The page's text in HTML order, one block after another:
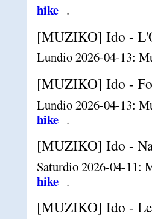
hike .
[MUZIKO] Ido -
Lundio 2026-04-13:
[MUZIKO] Ido -
Lundio 2026-04-13:
hike .
[MUZIKO] Ido -
Saturdio 2026-04-11:
hike .
[MUZIKO] Ido -